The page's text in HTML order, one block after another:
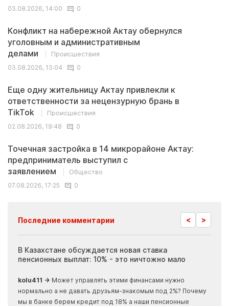
03.08.2026, 14:00
0
Конфликт на набережной Актау обернулся
уголовным и административным
делами
Происшествия
03.08.2026, 13:04
0
Еще одну жительницу Актау привлекли к
ответственности за нецензурную брань в
TikTok
Происшествия
02.08.2026, 19:48
0
Точечная застройка в 14 микрорайоне Актау:
предприниматель выступил с
заявлением
Общество
07.08.2026, 17:25
0
Последние комментарии < >
В Казахстане обсуждается новая ставка
пенсионных выплат: 10% - это ничтожно мало
kolu411 → Может управлять этими финансами нужно
нормально а не давать друзьям-знакомым под 2%? Почему
мы в банке берем кредит под 18% а наши пенсионные